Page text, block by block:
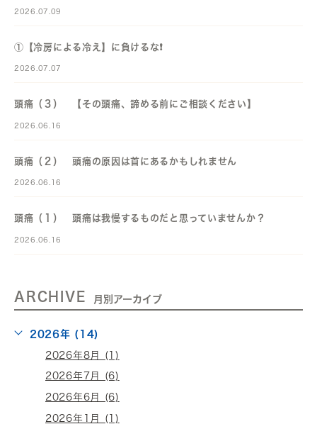
2026.07.09
①【冷房による冷え】に負けるな❗️
2026.07.07
頭痛（３） 【その頭痛、諦める前にご相談ください】
2026.06.16
頭痛（２） 頭痛の原因は首にあるかもしれません
2026.06.16
頭痛（１） 頭痛は我慢するものだと思っていませんか？
2026.06.16
ARCHIVE 月別アーカイブ
2026年 (14)
2026年8月 (1)
2026年7月 (6)
2026年6月 (6)
2026年1月 (1)